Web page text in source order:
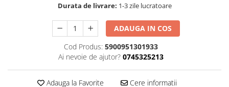
Durata de livrare: 1-3 zile lucratoare
ADAUGA IN COS
Cod Produs: 5900951301933
Ai nevoie de ajutor? 0745325213
Adauga la Favorite Cere informatii